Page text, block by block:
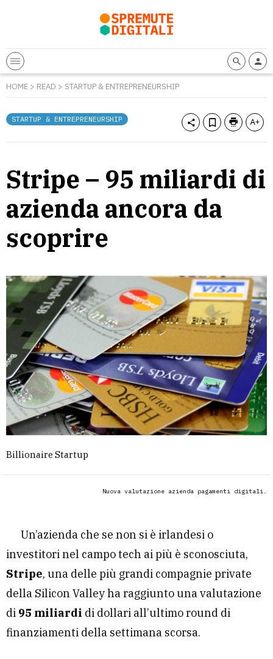
HOME > READ > STARTUP & ENTREPRENEURSHIP
STARTUP & ENTREPRENEURSHIP
Stripe – 95 miliardi di
azienda ancora da
scoprire
Billionaire Startup
Nuova valutazione azienda pagamenti digitali.
Un’azienda che se non si è irlandesi o
investitori nel campo tech ai più è sconosciuta,
Stripe, una delle più grandi compagnie private
della Silicon Valley ha raggiunto una valutazione
di 95 miliardi di dollari all’ultimo round di
finanziamenti della settimana scorsa.